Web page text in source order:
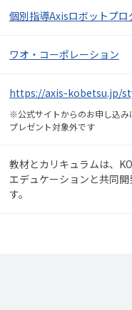
個別指導Axisロボットプ
ワオ・コーポレーション
https://axis-kobetsu.jp/
※公式サイトからのお申し込
プレゼント対象外です
教材とカリキュラムは、
エデュケーションと共同
す。